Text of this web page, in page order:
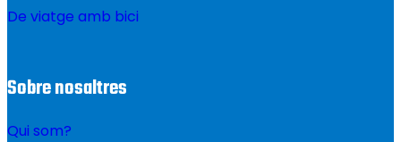
De viatge amb bici
Sobre nosaltres
Qui som?